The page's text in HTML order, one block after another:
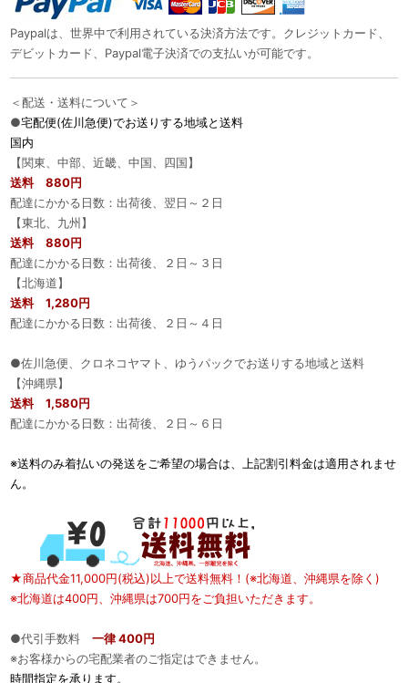
Paypalは、世界中で利用されている決済方法です。クレジットカード、
デビットカード、Paypal電子決済での支払いが可能です。
＜配送・送料について＞
●宅配便(佐川急便)でお送りする地域と送料
国内
【関東、中部、近畿、中国、四国】
送料 880円
配達にかかる日数：出荷後、翌日～２日
【東北、九州】
送料 880円
配達にかかる日数：出荷後、２日～３日
【北海道】
送料 1,280円
配達にかかる日数：出荷後、２日～４日
●佐川急便、クロネコヤマト、ゆうパックでお送りする地域と送料
【沖縄県】
送料 1,580円
配達にかかる日数：出荷後、２日～６日
※送料のみ着払いの発送をご希望の場合は、上記割引料金は適用されませ
ん。
★商品代金11,000円(税込)以上で送料無料！(※北海道、沖縄県を除く)
※北海道は400円、沖縄県は700円をご負担いただきます。
●代引手数料 一律 400円
※お客様からの宅配業者のご指定はできません。
時間指定を承ります。